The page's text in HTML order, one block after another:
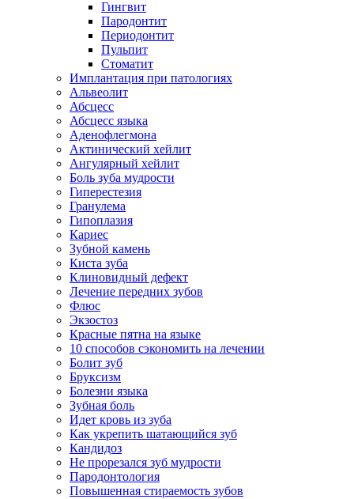
Гингвит
Пародонтит
Периодонтит
Пульпит
Стоматит
Имплантация при патологиях
Альвеолит
Абсцесс
Абсцесс языка
Аденофлегмона
Актинический хейлит
Ангулярный хейлит
Боль зуба мудрости
Гиперестезия
Гранулема
Гипоплазия
Кариес
Зубной камень
Киста зуба
Клиновидный дефект
Лечение передних зубов
Флюс
Экзостоз
Красные пятна на языке
10 способов сэкономить на лечении
Болит зуб
Бруксизм
Болезни языка
Зубная боль
Идет кровь из зуба
Как укрепить шатающийся зуб
Кандидоз
Не прорезался зуб мудрости
Пародонтология
Повышенная стираемость зубов